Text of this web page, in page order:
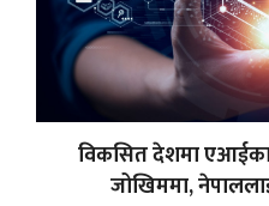
विकसित देशमा
जोखिममा,